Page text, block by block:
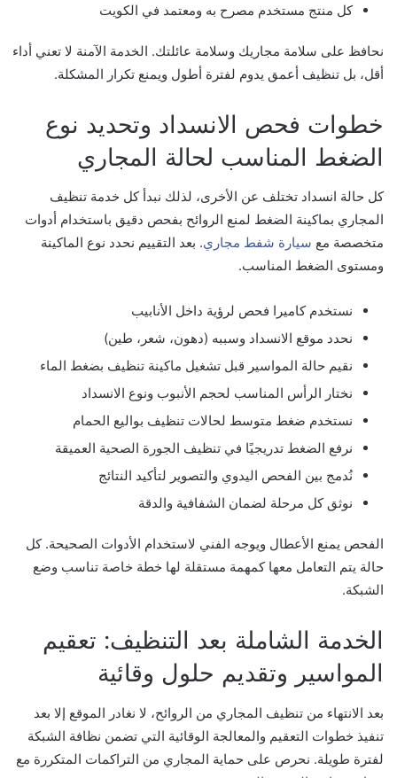
كل منتج مستخدم مصرح به ومعتمد في الكويت
نحافظ على سلامة مجاريك وسلامة عائلتك. الخدمة الآمنة لا تعني أداء
أقل، بل تنظيف أعمق يدوم لفترة أطول ويمنع تكرار المشكلة.
خطوات فحص الانسداد وتحديد نوع
الضغط المناسب لحالة المجاري
كل حالة انسداد تختلف عن الأخرى، لذلك نبدأ كل خدمة تنظيف
المجاري بماكينة الضغط لمنع الروائح بفحص دقيق باستخدام أدوات
متخصصة مع سيارة شفط مجاري. بعد التقييم نحدد نوع الماكينة
ومستوى الضغط المناسب.
نستخدم كاميرا فحص لرؤية داخل الأنابيب
نحدد موقع الانسداد وسببه (دهون، شعر، طين)
نقيم حالة المواسير قبل تشغيل ماكينة تنظيف بضغط الماء
نختار الرأس المناسب لحجم الأنبوب ونوع الانسداد
نستخدم ضغط متوسط لحالات تنظيف بواليع الحمام
نرفع الضغط تدريجيًا في تنظيف الجورة الصحية العميقة
نُدمج بين الفحص اليدوي والتصوير لتأكيد النتائج
نوثق كل مرحلة لضمان الشفافية والدقة
الفحص يمنع الأعطال ويوجه الفني لاستخدام الأدوات الصحيحة. كل
حالة يتم التعامل معها كمهمة مستقلة لها خطة خاصة تناسب وضع
الشبكة.
الخدمة الشاملة بعد التنظيف: تعقيم
المواسير وتقديم حلول وقائية
بعد الانتهاء من تنظيف المجاري من الروائح، لا نغادر الموقع إلا بعد
تنفيذ خطوات التعقيم والمعالجة الوقائية التي تضمن نظافة الشبكة
لفترة طويلة. نحرص على حماية المجاري من التراكمات المتكررة مع